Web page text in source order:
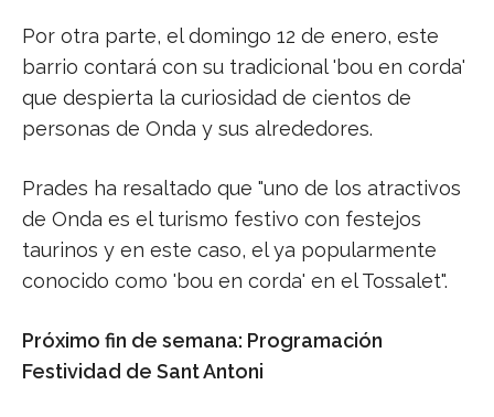
Por otra parte, el domingo 12 de enero, este
barrio contará con su tradicional 'bou en corda'
que despierta la curiosidad de cientos de
personas de Onda y sus alrededores.
Prades ha resaltado que "uno de los atractivos
de Onda es el turismo festivo con festejos
taurinos y en este caso, el ya popularmente
conocido como 'bou en corda' en el Tossalet".
Próximo fin de semana: Programación
Festividad de Sant Antoni